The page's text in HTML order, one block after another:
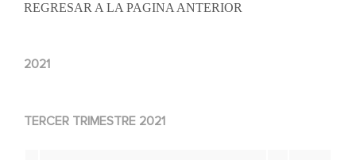
REGRESAR A LA PAGINA ANTERIOR
2021
TERCER TRIMESTRE 2021